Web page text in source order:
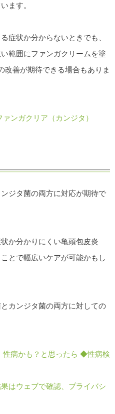
ます。
症状か分からないときでも、
範囲にファンガクリームを塗
改善が期待できる場合もありま
ンガクリア（カンジタ）
ジタ菌の両方に対応が期待で
か分かりにくい亀頭包皮炎
とで幅広いケアが可能かもし
カンジタ菌の両方に対しての
性病かも？と思ったら ◆性病検
はウェブで確認、プライバシ